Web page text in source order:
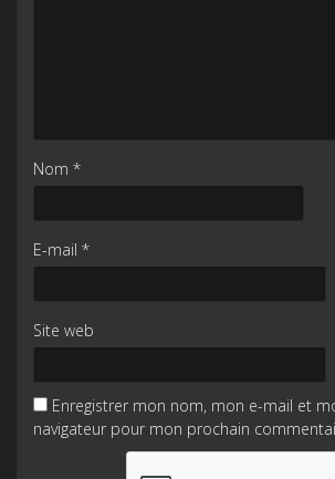
Nom *
E-mail *
Site web
Enregistrer mon nom, mon e-mail et
navigateur pour mon prochain